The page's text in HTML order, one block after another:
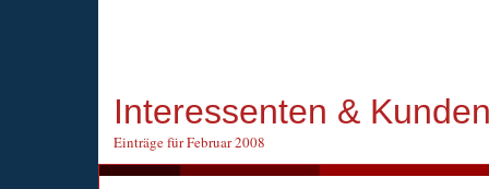
Interessenten &
Einträge für Februar 2008